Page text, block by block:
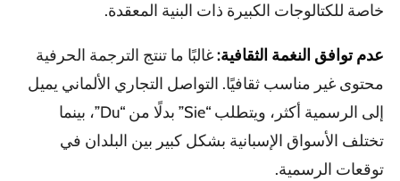
خاصة للكتالوجات الكبيرة ذات البنية المعقدة.
عدم توافق النغمة الثقافية:غالبًا ما تنتج الترجمة الحرفية
محتوى غير مناسب ثقافيًا. التواصل التجاري الألماني يميل
إلى الرسمية أكثر، ويتطلب “Sie” بدلًا من “Du”، بينما
تختلف الأسواق الإسبانية بشكل كبير بين البلدان في
توقعات الرسمية.